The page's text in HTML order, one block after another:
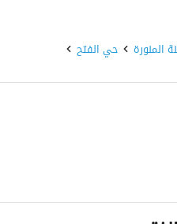
المنورة حي الفتح